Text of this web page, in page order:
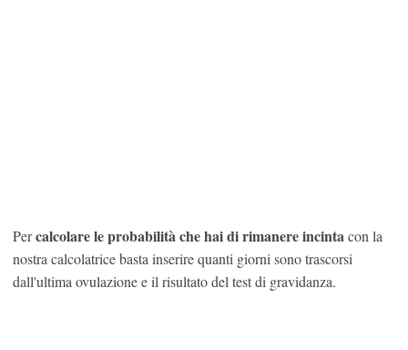
Percalcolare le probabilità che hai di rimanere incintacon la
nostra calcolatrice basta inserire quanti giorni sono trascorsi
dall'ultima ovulazione e il risultato del test di gravidanza.